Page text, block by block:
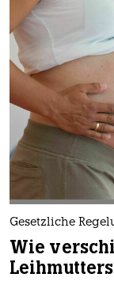
shop
fragen & hilfe
unterstützen
abo
genossenschaft
epaper login
Gesetzliche
Wie